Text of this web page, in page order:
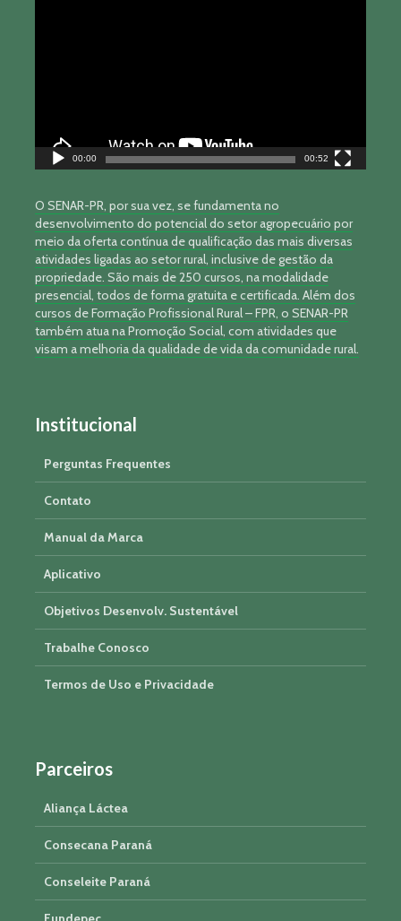
00:00 00:52
O SENAR-PR, por sua vez, se fundamenta no
desenvolvimento do potencial do setor agropecuário por
meio da oferta contínua de qualificação das mais diversas
atividades ligadas ao setor rural, inclusive de gestão da
propriedade. São mais de 250 cursos, na modalidade
presencial, todos de forma gratuita e certificada. Além dos
cursos de Formação Profissional Rural – FPR, o SENAR-PR
também atua na Promoção Social, com atividades que
visam a melhoria da qualidade de vida da comunidade rural.
Institucional
Perguntas Frequentes
Contato
Manual da Marca
Aplicativo
Objetivos Desenvolv. Sustentável
Trabalhe Conosco
Termos de Uso e Privacidade
Parceiros
Aliança Láctea
Consecana Paraná
Conseleite Paraná